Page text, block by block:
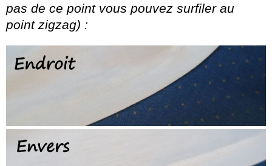
pas de ce point vous pouvez surfiler au
point zigzag) :